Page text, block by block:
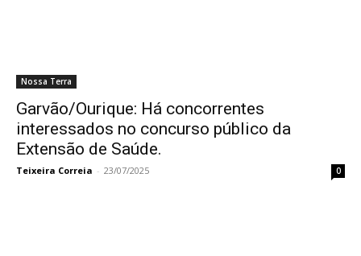
Nossa Terra
Garvão/Ourique: Há concorrentes
interessados no concurso público da
Extensão de Saúde.
Teixeira Correia - 23/07/2025 0